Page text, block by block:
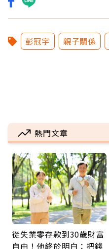
彭冠宇 親子關係
熱門文章
從失業零存款到30歲財富
自由！他終於明白：把錢